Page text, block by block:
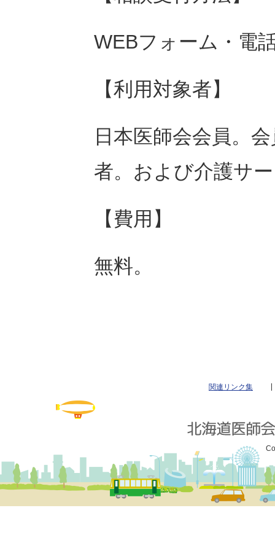
WEBフォーム・電
【利用対象者】
日本医師会会員。
者。および介護サ
【費用】
無料。
関連リンク集